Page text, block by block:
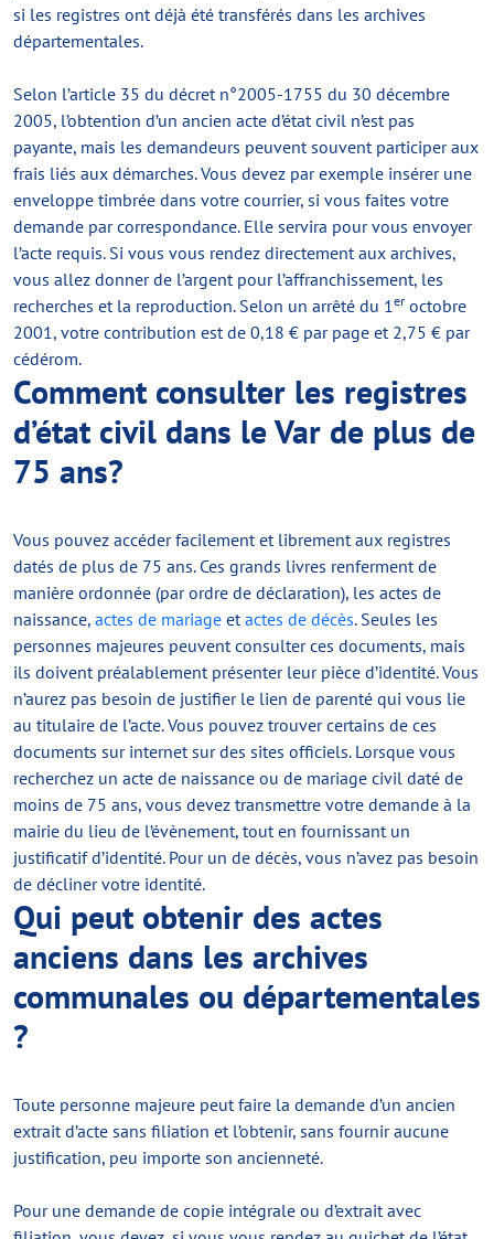
si les registres ont déjà été transférés dans les archives
départementales.
Selon l’article 35 du décret n°2005-1755 du 30 décembre
2005, l’obtention d’un ancien acte d’état civil n’est pas
payante, mais les demandeurs peuvent souvent participer aux
frais liés aux démarches. Vous devez par exemple insérer une
enveloppe timbrée dans votre courrier, si vous faites votre
demande par correspondance. Elle servira pour vous envoyer
l’acte requis. Si vous vous rendez directement aux archives,
vous allez donner de l’argent pour l’affranchissement, les
recherches et la reproduction. Selon un arrêté du 1er octobre
2001, votre contribution est de 0,18 € par page et 2,75 € par
cédérom.
Comment consulter les registres
d’état civil dans le Var de plus de
75 ans?
Vous pouvez accéder facilement et librement aux registres
datés de plus de 75 ans. Ces grands livres renferment de
manière ordonnée (par ordre de déclaration), les actes de
naissance, actes de mariage etactes de décès. Seules les
personnes majeures peuvent consulter ces documents, mais
ils doivent préalablement présenter leur pièce d’identité. Vous
n’aurez pas besoin de justifier le lien de parenté qui vous lie
au titulaire de l’acte. Vous pouvez trouver certains de ces
documents sur internet sur des sites officiels. Lorsque vous
recherchez un acte de naissance ou de mariage civil daté de
moins de 75 ans, vous devez transmettre votre demande à la
mairie du lieu de l’évènement, tout en fournissant un
justificatif d’identité. Pour un de décès, vous n’avez pas besoin
de décliner votre identité.
Qui peut obtenir des actes
anciens dans les archives
communales ou départementales
?
Toute personne majeure peut faire la demande d’un ancien
extrait d’acte sans filiation et l’obtenir, sans fournir aucune
justification, peu importe son ancienneté.
Pour une demande de copie intégrale ou d’extrait avec